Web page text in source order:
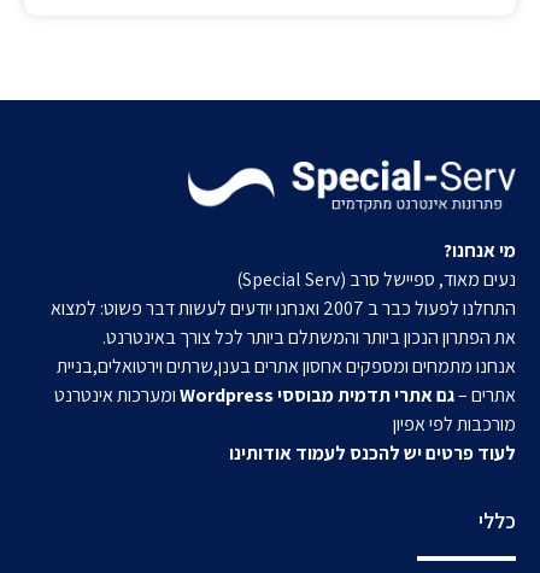
מי אנחנו?
נעים מאוד, ספיישל סרב (Special Serv)
התחלנו לפעול כבר ב 2007 ואנחנו יודעים לעשות דבר פשוט: למצוא
את הפתרון הנכון ביותר והמשתלם ביותר לכל צורך באינטרנט.
אנחנו מתמחים ומספקים אחסון אתרים בענן,שרתים וירטואלים,בניית
אתרים –גם אתרי תדמית מבוססי Wordpress
ומערכות אינטרנט
מורכבות לפי אפיון
לעוד פרטים יש להכנס לעמוד אודותינו
כללי